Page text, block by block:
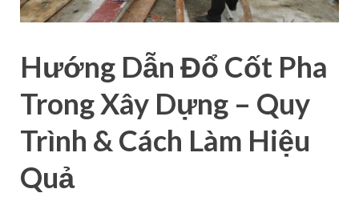
Hướng Dẫn Đổ Cốt Pha
Trong Xây Dựng – Quy
Trình & Cách Làm Hiệu
Quả